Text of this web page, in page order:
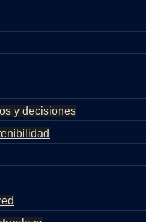
y decisiones